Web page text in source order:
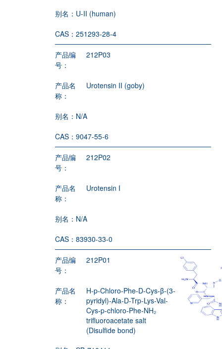
别名： U-II (human)
CAS：251293-28-4
产品编
号：
212P03
产品名
称：
Urotensin II (goby)
别名： N/A
CAS：9047-55-6
产品编
号：
212P02
产品名
称：
Urotensin I
别名： N/A
CAS：83930-33-0
产品编
号：
212P01
产品名
称：
H-p-Chloro-Phe-D-Cys-β-(3-
pyridyl)-Ala-D-Trp-Lys-Val-
Cys-p-chloro-Phe-NH₂
trifluoroacetate salt
(Disulfide bond)